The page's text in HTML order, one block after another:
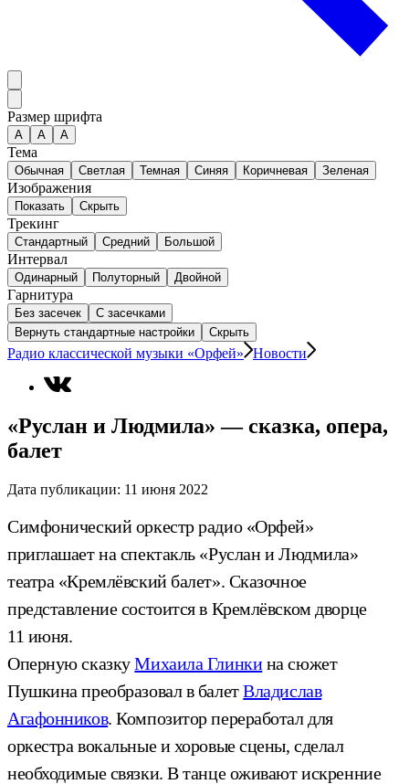
Размер шрифта
А A A
Тема
Обычная Светлая Темная Синяя Коричневая Зеленая
Изображения
Показать Скрыть
Трекинг
Стандартный Средний Большой
Интервал
Одинарный Полуторный Двойной
Гарнитура
Без засечек
С засечками
Вернуть стандартные настройки
Скрыть
Радио классической музыки «Орфей» Новости
«Руслан и Людмила» — сказка, опера,
балет
Дата публикации: 11 июня 2022
Симфонический оркестр радио «Орфей»
приглашает на спектакль «Руслан и Людмила»
театра «Кремлёвский балет». Сказочное
представление состоится в Кремлёвском дворце
11 июня.
Оперную сказкуМихаила Глинкина сюжет
Пушкина преобразовал в балетВладислав
Агафонников. Композитор переработал для
оркестра вокальные и хоровые сцены, сделал
необходимые связки. В танце оживают искренние